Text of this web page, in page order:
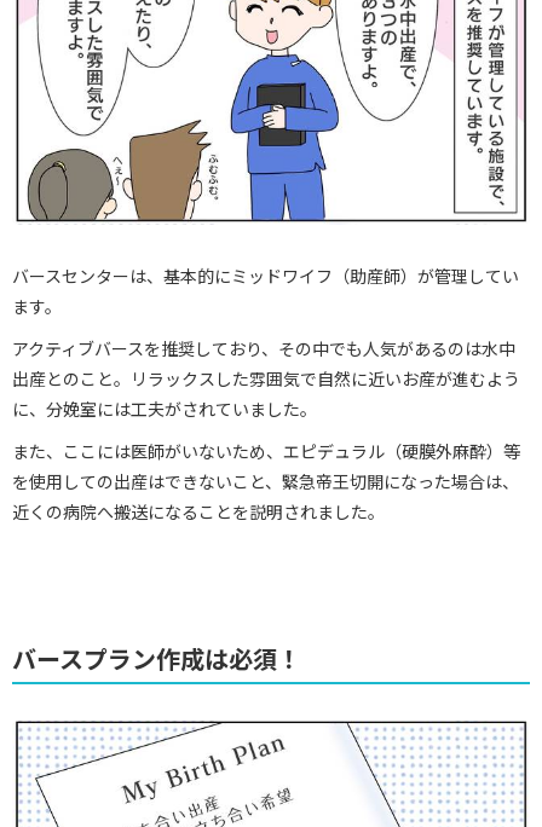
バースセンターは、基本的にミッドワイフ（助産師）が管理してい
ます。
アクティブバースを推奨しており、その中でも人気があるのは水中
出産とのこと。リラックスした雰囲気で自然に近いお産が進むよう
に、分娩室には工夫がされていました。
また、ここには医師がいないため、エピデュラル（硬膜外麻酔）等
を使用しての出産はできないこと、緊急帝王切開になった場合は、
近くの病院へ搬送になることを説明されました。
バースプラン作成は必須！